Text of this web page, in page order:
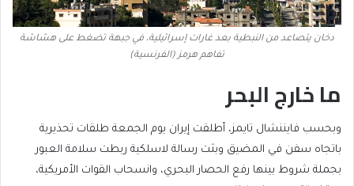
دخان يتصاعد من النبطية بعد غارات إسرائيلية، في جبهة تضغط على هشاشة
تفاهم هرمز (الفرنسية)
ما خارج البحر
وبحسب فايننشال تايمز، أطلقت إيران يوم الجمعة طلقات تحذيرية
باتجاه سفن في المضيق وبثت رسالة لاسلكية ربطت سلامة العبور
بجملة شروط بينها رفع الحصار البحري، وانسحاب القوات الأمريكية،